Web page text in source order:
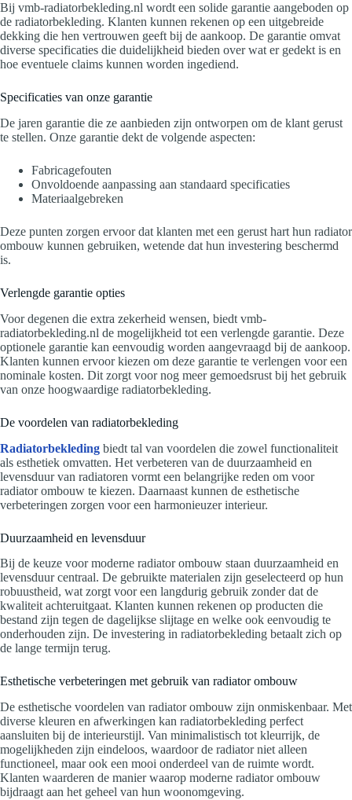
Bij vmb-radiatorbekleding.nl wordt een solide garantie aangeboden op
de radiatorbekleding. Klanten kunnen rekenen op een uitgebreide
dekking die hen vertrouwen geeft bij de aankoop. De garantie omvat
diverse specificaties die duidelijkheid bieden over wat er gedekt is en
hoe eventuele claims kunnen worden ingediend.
Specificaties van onze garantie
De jaren garantie die ze aanbieden zijn ontworpen om de klant gerust
te stellen. Onze garantie dekt de volgende aspecten:
Fabricagefouten
Onvoldoende aanpassing aan standaard specificaties
Materiaalgebreken
Deze punten zorgen ervoor dat klanten met een gerust hart hun radiator
ombouw kunnen gebruiken, wetende dat hun investering beschermd
is.
Verlengde garantie opties
Voor degenen die extra zekerheid wensen, biedt vmb-
radiatorbekleding.nl de mogelijkheid tot een verlengde garantie. Deze
optionele garantie kan eenvoudig worden aangevraagd bij de aankoop.
Klanten kunnen ervoor kiezen om deze garantie te verlengen voor een
nominale kosten. Dit zorgt voor nog meer gemoedsrust bij het gebruik
van onze hoogwaardige radiatorbekleding.
De voordelen van radiatorbekleding
Radiatorbekleding biedt tal van voordelen die zowel functionaliteit
als esthetiek omvatten. Het verbeteren van de duurzaamheid en
levensduur van radiatoren vormt een belangrijke reden om voor
radiator ombouw te kiezen. Daarnaast kunnen de esthetische
verbeteringen zorgen voor een harmonieuzer interieur.
Duurzaamheid en levensduur
Bij de keuze voor moderne radiator ombouw staan duurzaamheid en
levensduur centraal. De gebruikte materialen zijn geselecteerd op hun
robuustheid, wat zorgt voor een langdurig gebruik zonder dat de
kwaliteit achteruitgaat. Klanten kunnen rekenen op producten die
bestand zijn tegen de dagelijkse slijtage en welke ook eenvoudig te
onderhouden zijn. De investering in radiatorbekleding betaalt zich op
de lange termijn terug.
Esthetische verbeteringen met gebruik van radiator ombouw
De esthetische voordelen van radiator ombouw zijn onmiskenbaar. Met
diverse kleuren en afwerkingen kan radiatorbekleding perfect
aansluiten bij de interieurstijl. Van minimalistisch tot kleurrijk, de
mogelijkheden zijn eindeloos, waardoor de radiator niet alleen
functioneel, maar ook een mooi onderdeel van de ruimte wordt.
Klanten waarderen de manier waarop moderne radiator ombouw
bijdraagt aan het geheel van hun woonomgeving.